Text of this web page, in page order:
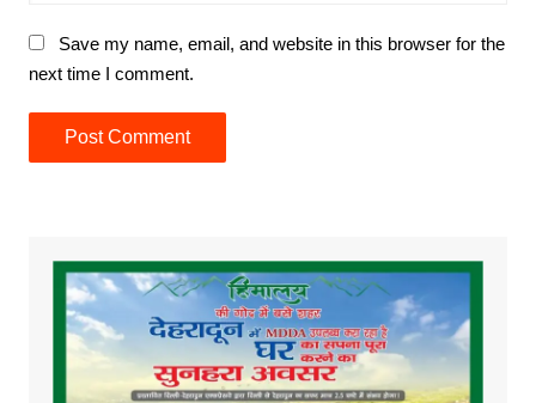
Save my name, email, and website in this browser for the
next time I comment.